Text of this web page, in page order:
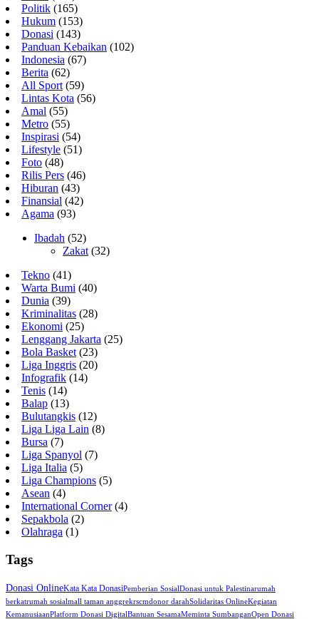
Politik (165)
Hukum (153)
Donasi (143)
Panduan Kebaikan (102)
Indonesia (67)
Berita (62)
All Sport (59)
Lintas Kota (56)
Amal (55)
Metro (55)
Inspirasi (54)
Lifestyle (51)
Foto (48)
Rilis Pers (46)
Hiburan (43)
Finansial (42)
Agama (93)
Ibadah (52)
Zakat (32)
Tekno (41)
Warta Bumi (40)
Dunia (39)
Kriminalitas (28)
Ekonomi (25)
Lenggang Jakarta (25)
Bola Basket (23)
Liga Inggris (20)
Infografik (14)
Tenis (14)
Balap (13)
Bulutangkis (12)
Liga Liga Lain (8)
Bursa (7)
Liga Spanyol (7)
Liga Italia (5)
Liga Champions (5)
Asean (4)
International Corner(4)
Sepakbola (2)
Olahraga (1)
Tags
Donasi OnlineKata Kata DonasiPemberian SosialDonasi untuk Palestinarumah
berkatrumah sosialmall taman anggrekrscmdonor darahSolidaritas OnlineKegiatan
KemanusiaanPlatform Donasi DigitalBantuan SesamaMeminta SumbanganOpen Donasi